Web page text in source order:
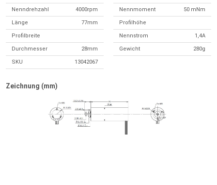
Nenndrehzahl 4000rpm Nennmoment 50 mNm
Länge 77mm Profilhöhe
Profilbreite Nennstrom 1,4A
Durchmesser 28mm Gewicht 280g
SKU 13042067
Zeichnung (mm)